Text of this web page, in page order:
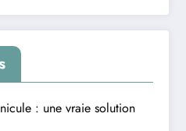
: une vraie solution